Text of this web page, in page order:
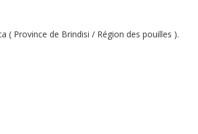
( Province de Brindisi / Région des pouilles ).